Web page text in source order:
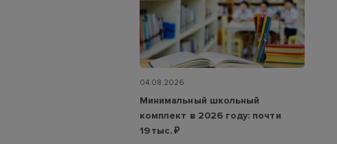
04.08.2026
Минимальный школьный
комплект в 2026 году: почти
19 тыс. ₽